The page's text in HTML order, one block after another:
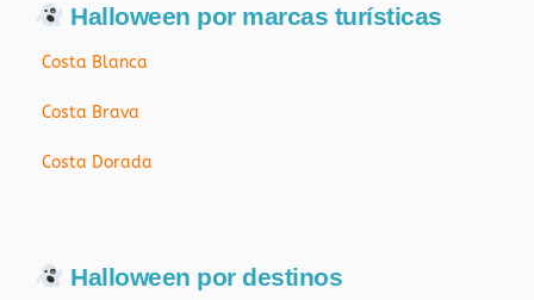
Halloween por marcas turísticas
Costa Blanca
Costa Brava
Costa Dorada
Halloween por destinos